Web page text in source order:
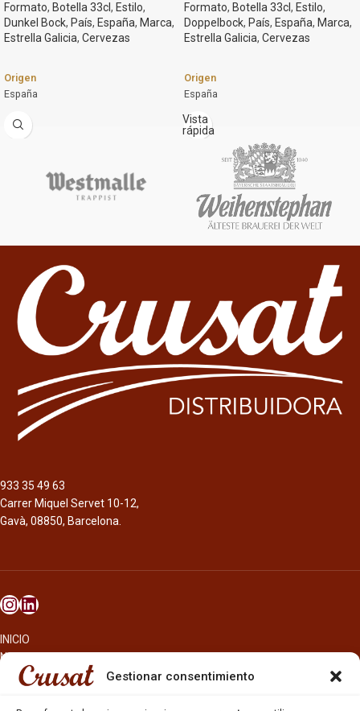
Gestionar consentimiento
Formato, Botella 33cl, Estilo,
Dunkel Bock, País, España, Marca,
Estrella Galicia, Cervezas
Origen
España
Marca
Estrella Galicia
Dunkel Bock
Graduación Alcohólica
Botella 33cl
Cerveza negra, como su nombre
indica. Con notas suaves a
chocolate, café, regaliz. Intensa en
boca y espuma persistente.
Formato, Botella 33cl, Estilo,
Doppelbock, País, España, Marca,
Estrella Galicia, Cervezas
Origen
España
Marca
Estrella Galicia
DoppelBock
Graduación Alcohólica
Cerveza roja, tostada e intensa. Con
una graduación alcohólica de 8%
Abv. Sabor intenso proferido por su
malta tostada.
Vista
rápida
933 35 49 63
Carrer Miquel Servet 10-12,
Gavà, 08850, Barcelona.
INICIO
NOSOTROS
CERVEZAS